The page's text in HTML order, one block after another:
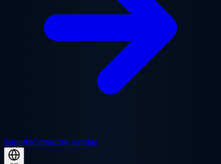
SuporteContactar vendas